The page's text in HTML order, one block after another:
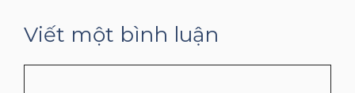
Viết một bình luận